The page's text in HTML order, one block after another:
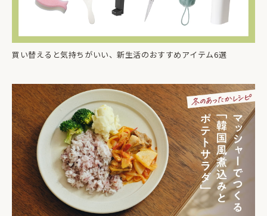
買い替えると気持ちがいい、新生活のおすすめアイテム6選